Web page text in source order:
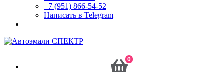
+7 (951) 866-54-52
Написать в Telegram
0